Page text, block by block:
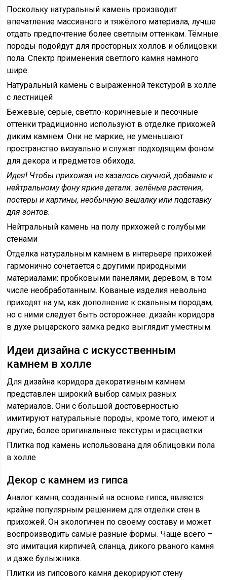
Поскольку натуральный камень производит
впечатление массивного и тяжёлого материала, лучше
отдать предпочтение более светлым оттенкам. Тёмные
породы подойдут для просторных холлов и облицовки
пола. Спектр применения светлого камня намного
шире.
Натуральный камень с выраженной текстурой в холле
с лестницей
Бежевые, серые, светло-коричневые и песочные
оттенки традиционно используют в отделке прихожей
диким камнем. Они не маркие, не уменьшают
пространство визуально и служат подходящим фоном
для декора и предметов обихода.
Идея! Чтобы прихожая не казалось скучной, добавьте к
нейтральному фону яркие детали: зелёные растения,
постеры и картины, необычную вешалку или подставку
для зонтов.
Нейтральный камень на полу прихожей с голубыми
стенами
Отделка натуральным камнем в интерьере прихожей
гармонично сочетается с другими природными
материалами: пробковыми панелями, деревом, в том
числе необработанным. Кованые изделия невольно
приходят на ум, как дополнение к скальным породам,
но с ними следует быть осторожнее: дизайн коридора
в духе рыцарского замка редко выглядит уместным.
Идеи дизайна с искусственным
камнем в холле
Для дизайна коридора декоративным камнем
представлен широкий выбор самых разных
материалов. Они с большой достоверностью
имитируют натуральные породы, кроме того, имеют и
другие, более оригинальные текстуры и расцветки.
Плитка под камень использована для облицовки пола
в холле
Декор с камнем из гипса
Аналог камня, созданный на основе гипса, является
крайне популярным решением для отделки стен в
прихожей. Он экологичен по своему составу и может
воспроизводить самые разные формы. Чаще всего –
это имитация кирпичей, сланца, дикого рваного камня
и даже булыжника.
Плитки из гипсового камня декорируют стену